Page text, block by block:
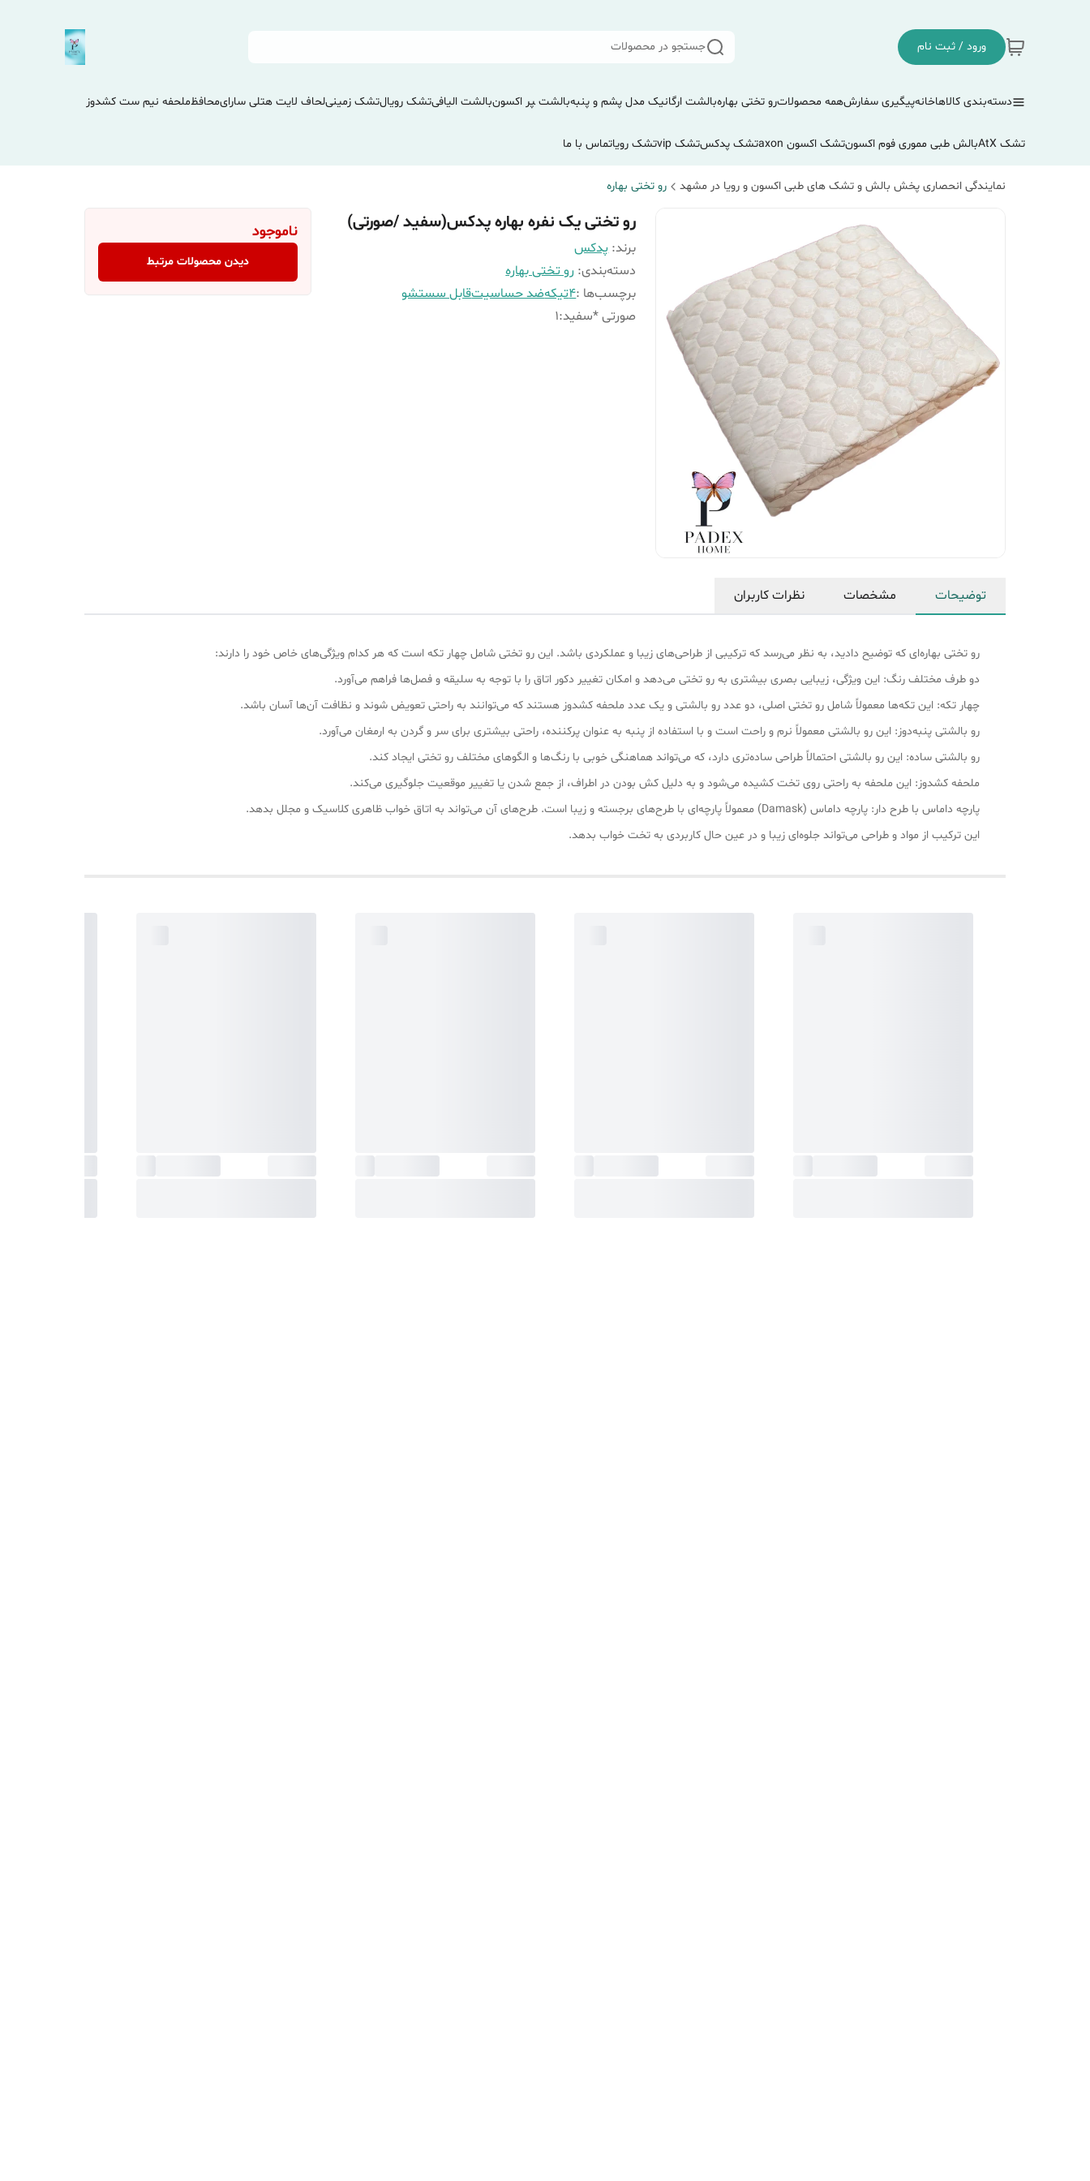
ورود / ثبت نام جستجو در محصولات
دسته‌بندی کالاهاخانهپیگیری سفارشهمه محصولاترو تختی بهارهبالشت ارگانیک مدل پشم و پنبهبالشت ‍‍‍پر اکسونبالشت الیافیتشک رویالتشک زمینیلحاف لایت هتلی سارایمحافظملحفه نیم ست کشدوز
تشک AtX بالش طبی مموری فوم اکسونتشک اکسون axon تشک پدکستشک vip تشک رویاتماس با ما
نمایندگی انحصاری پخش بالش و تشک های طبی اکسون و رویا در مشهد رو تختی بهاره
رو تختی یک نفره بهاره پدکس(سفید /صورتی)
برند: پدکس
دسته‌بندی: رو تختی بهاره
برچسب‌ها :4تیکه ضد حساسیتقابل سستشو
صورتی *سفید:
1
ناموجود
دیدن محصولات مرتبط
توضیحات مشخصات نظرات کاربران
رو تختی بهاره‌ای که توضیح دادید، به نظر می‌رسد که ترکیبی از طراحی‌های زیبا و عملکردی باشد. این رو تختی شامل چهار تکه است که هر کدام ویژگی‌های خاص خود را دارند:
دو طرف مختلف رنگ: این ویژگی، زیبایی بصری بیشتری به رو تختی می‌دهد و امکان تغییر دکور اتاق را با توجه به سلیقه و فصل‌ها فراهم می‌آورد.
چهار تکه: این تکه‌ها معمولاً شامل رو تختی اصلی، دو عدد رو بالشتی و یک عدد ملحفه کشدوز هستند که می‌توانند به راحتی تعویض شوند و نظافت آن‌ها آسان باشد.
رو بالشتی پنبه‌دوز: این رو بالشتی معمولاً نرم و راحت است و با استفاده از پنبه به عنوان پرکننده، راحتی بیشتری برای سر و گردن به ارمغان می‌آورد.
رو بالشتی ساده: این رو بالشتی احتمالاً طراحی ساده‌تری دارد، که می‌تواند هماهنگی خوبی با رنگ‌ها و الگوهای مختلف رو تختی ایجاد کند.
ملحفه کشدوز: این ملحفه به راحتی روی تخت کشیده می‌شود و به دلیل کش بودن در اطراف، از جمع شدن یا تغییر موقعیت جلوگیری می‌کند.
پارچه داماس با طرح دار: پارچه داماس (Damask) معمولاً پارچه‌ای با طرح‌های برجسته و زیبا است. طرح‌های آن می‌تواند به اتاق خواب ظاهری کلاسیک و مجلل بدهد.
این ترکیب از مواد و طراحی می‌تواند جلوه‌ای زیبا و در عین حال کاربردی به تخت خواب بدهد.